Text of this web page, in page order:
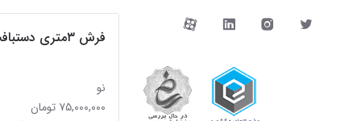
دیوار در شبکه‌های
فرش ۳متری دستبافت طرح قم دستباف
نو
۷۵,۰۰۰,۰۰۰ تومان